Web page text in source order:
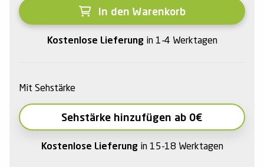
In den Warenkorb
Kostenlose Lieferung in 1-4 Werktagen
Mit Sehstärke
Sehstärke hinzufügen ab 0€
Kostenlose Lieferung in 15-18 Werktagen